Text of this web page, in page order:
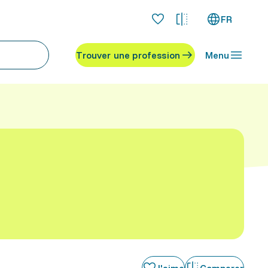
FR
Trouver une profession Menu